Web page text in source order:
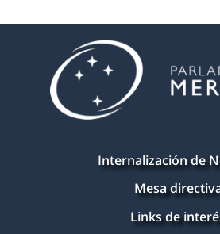
Internalización de
Mesa
Links de